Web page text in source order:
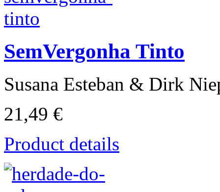
SemVergonha Tinto
Susana Esteban & Dirk
21,49 €
Product details